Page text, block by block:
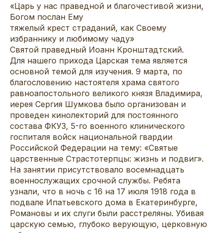
«Царь у нас праведной и благочестивой жизни,
Богом послан Ему
тяжелый крест страданий, как Своему
избраннику и любимому чаду»
Святой праведный Иоанн Кронштадтский.
Для нашего прихода Царская тема является
основной темой для изучения. 9 марта, по
благословению настоятеля храма святого
равноапостольного великого князя Владимира,
иерея Сергия Шумкова было организован и
проведен кинолекторий для постоянного
состава ФКУЗ, 5-го военного клинического
госпиталя войск национальной гвардии
Российской Федерации на тему: «Святые
царственные Страстотерпцы: жизнь и подвиг».
На занятии присутствовало восемнадцать
военнослужащих срочной службы. Ребята
узнали, что в ночь с 16 на 17 июля 1918 года в
подвале Ипатьевского дома в Екатеринбурге,
Романовы и их слуги были расстреляны. Убивая
царскую семью, глубоко верующую, церковную